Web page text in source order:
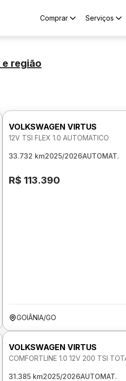
Comprar Serviços
e região
VOLKSWAGEN VIRTUS
12V TSI FLEX 1.0 AUTOMATICO
33.732 km2025/2026AUTOMAT.
R$ 113.390
GOIÂNIA/GO
VOLKSWAGEN VIRTUS
COMFORTLINE 1.0 12V 200 TSI
31.385 km2025/2026AUTOMAT.